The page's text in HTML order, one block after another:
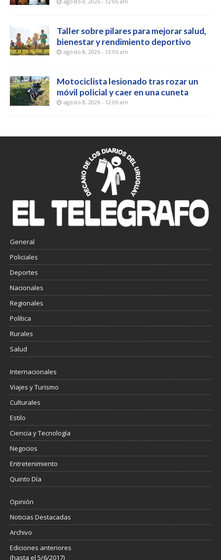
Taller sobre pilares para mejorar salud,
bienestar y rendimiento deportivo
agosto 8, 2026 - 12:06 am
Motociclista lesionado tras rozar un
móvil policial y caer en una cuneta
agosto 8, 2026 - 12:06 am
General
Policiales
Deportes
Nacionales
Regionales
Política
Rurales
Salud
Internacionales
Viajes y Turismo
Culturales
Estilo
Ciencia y Tecnología
Negocios
Entretenimiento
Quinto Día
Opinión
Noticias Destacadas
Archivo
Ediciones anteriores
(hasta el 5/6/2017)